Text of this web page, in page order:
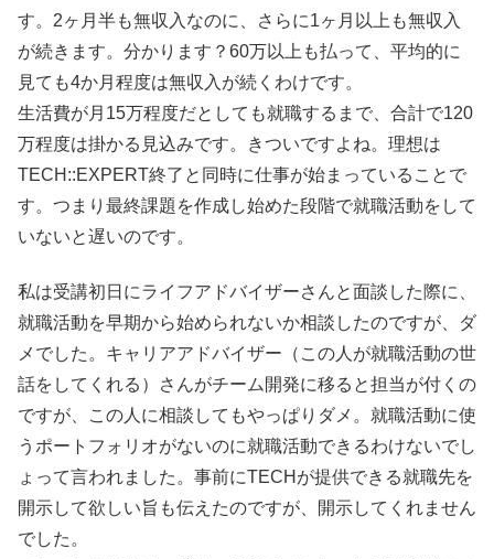
す。2ヶ月半も無収入なのに、さらに1ヶ月以上も無収入
が続きます。分かります？60万以上も払って、平均的に
見ても4か月程度は無収入が続くわけです。
生活費が月15万程度だとしても就職するまで、合計で120
万程度は掛かる見込みです。きついですよね。理想は
TECH::EXPERT終了と同時に仕事が始まっていることで
す。つまり最終課題を作成し始めた段階で就職活動をして
いないと遅いのです。
私は受講初日にライフアドバイザーさんと面談した際に、
就職活動を早期から始められないか相談したのですが、ダ
メでした。キャリアアドバイザー（この人が就職活動の世
話をしてくれる）さんがチーム開発に移ると担当が付くの
ですが、この人に相談してもやっぱりダメ。就職活動に使
うポートフォリオがないのに就職活動できるわけないでし
ょって言われました。事前にTECHが提供できる就職先を
開示して欲しい旨も伝えたのですが、開示してくれません
でした。